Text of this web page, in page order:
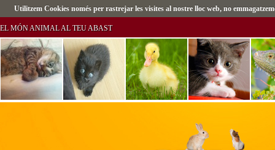
Utilitzem Cookies només per rastrejar les visites al nostre lloc web, no
EL MÓN ANIMAL AL TEU ABAST